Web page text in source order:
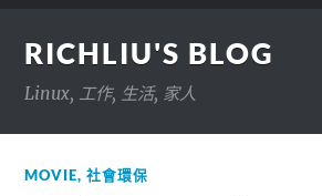
RICHLIU'S BLOG
Linux, 工作, 生活, 家人
MOVIE,社會環保